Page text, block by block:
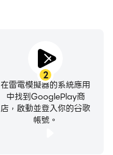
2
在雷電模擬器的系統應用
中找到GooglePlay商
店，啟動並登入你的谷歌
帳號。